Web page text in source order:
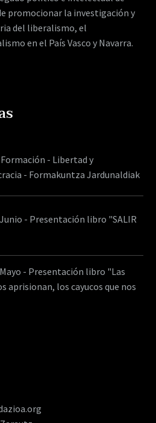
promocionar la investigación y
del liberalismo, el
en el País Vasco y Navarra.
- Libertad y
- Formakuntza Jardunaldiak
- Presentación libro "SALIR
- Presentación libro "Las
aprisionan, los cayucos que nos